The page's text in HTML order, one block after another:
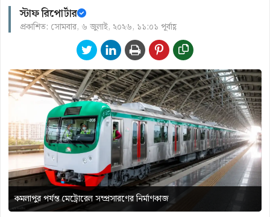
স্টাফ রিপোর্টার
প্রকাশিত: সোমবার, ৬ জুলাই, ২০২৬, ১১:০১ পূর্বাহ্ণ
কমলাপুর পর্যন্ত মেট্রোরেল সম্প্রসারণের নির্মাণকাজ